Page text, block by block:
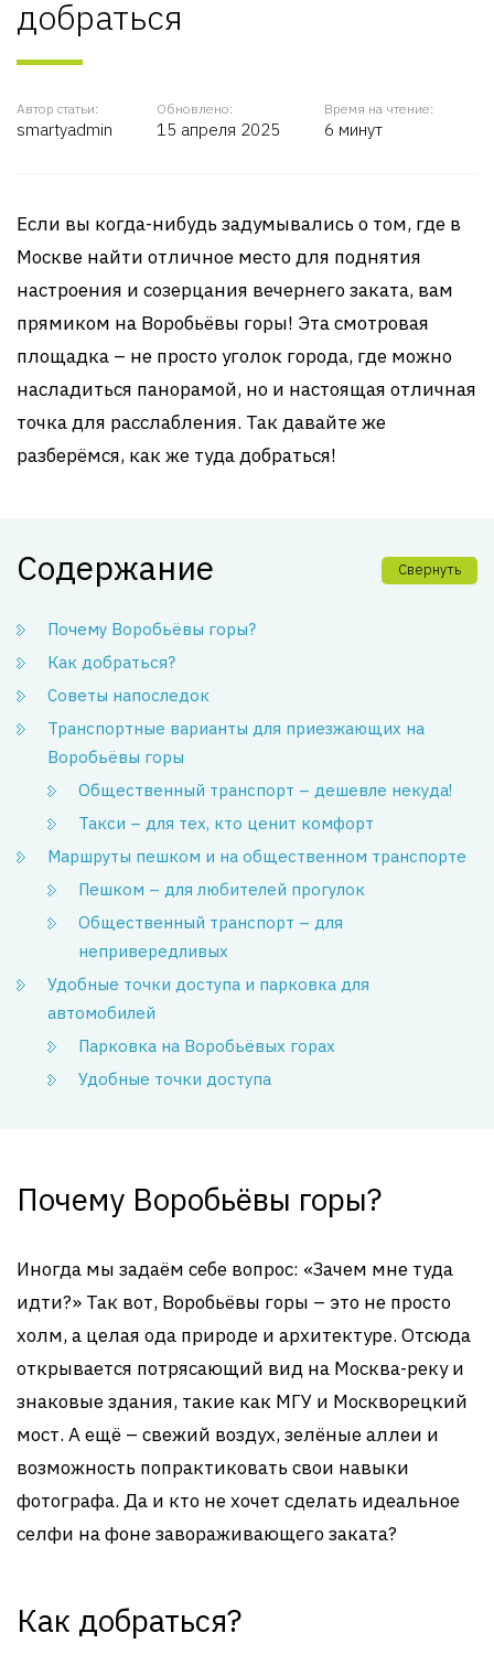
добраться
Автор статьи:
smartyadmin
Обновлено:
15 апреля 2025
Время на чтение:
6 минут
Если вы когда-нибудь задумывались о том, где в
Москве найти отличное место для поднятия
настроения и созерцания вечернего заката, вам
прямиком на Воробьёвы горы! Эта смотровая
площадка – не просто уголок города, где можно
насладиться панорамой, но и настоящая отличная
точка для расслабления. Так давайте же
разберёмся, как же туда добраться!
Содержание Свернуть
Почему Воробьёвы горы?
Как добраться?
Советы напоследок
Транспортные варианты для приезжающих на
Воробьёвы горы
Общественный транспорт – дешевле некуда!
Такси – для тех, кто ценит комфорт
Маршруты пешком и на общественном транспорте
Пешком – для любителей прогулок
Общественный транспорт – для
непривередливых
Удобные точки доступа и парковка для
автомобилей
Парковка на Воробьёвых горах
Удобные точки доступа
Почему Воробьёвы горы?
Иногда мы задаём себе вопрос: «Зачем мне туда
идти?» Так вот, Воробьёвы горы – это не просто
холм, а целая ода природе и архитектуре. Отсюда
открывается потрясающий вид на Москва-реку и
знаковые здания, такие как МГУ и Москворецкий
мост. А ещё – свежий воздух, зелёные аллеи и
возможность попрактиковать свои навыки
фотографа. Да и кто не хочет сделать идеальное
селфи на фоне завораживающего заката?
Как добраться?